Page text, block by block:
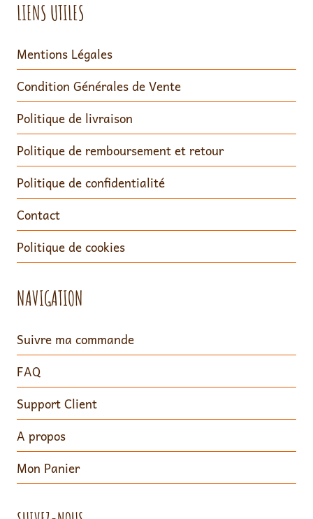
LIENS UTILES
Mentions Légales
Condition Générales de Vente
Politique de livraison
Politique de remboursement et retour
Politique de confidentialité
Contact
Politique de cookies
NAVIGATION
Suivre ma commande
FAQ
Support Client
A propos
Mon Panier